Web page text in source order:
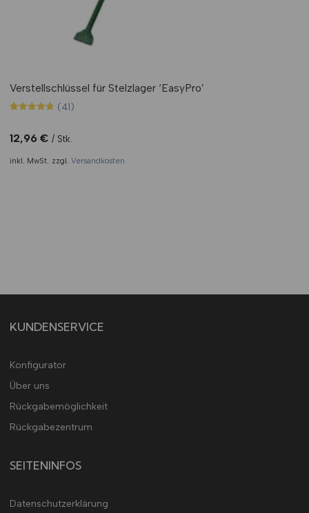
Verstellschlüssel für Stelzlager ‘EasyPro’
von 5,
basierend
Kundenbewertungen
(41)
12,96 € Stk.
inkl. MwSt. zzgl. Versandkosten
KUNDENSERVICE
Konfigurator
Über uns
Rückgabemöglichkeit
Rückgabezentrum
SEITENINFOS
Datenschutzerklärung